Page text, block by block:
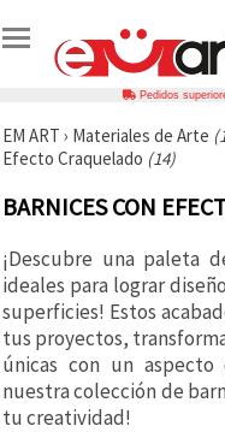
Pedidos
EM ART › Materiales de Arte
Efecto Craquelado (14)
BARNICES CON
¡Descubre una paleta
ideales para lograr
superficies! Estos
tus proyectos,
únicas con un aspecto
nuestra colección de
tu creatividad!